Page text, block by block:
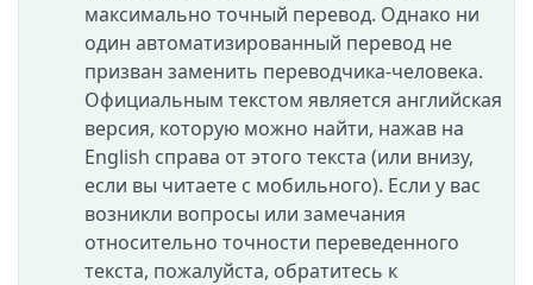
максимально точный перевод. Однако ни
один автоматизированный перевод не
призван заменить переводчика-человека.
Официальным текстом является английская
версия, которую можно найти, нажав на
English справа от этого текста (или внизу,
если вы читаете с мобильного). Если у вас
возникли вопросы или замечания
относительно точности переведенного
текста, пожалуйста, обратитесь к